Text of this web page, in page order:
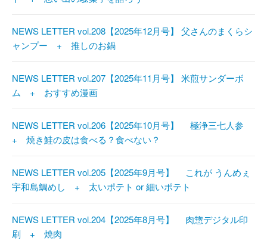
NEWS LETTER vol.208【2025年12月号】 父さんのまくらシ
ャンプー + 推しのお鍋
NEWS LETTER vol.207【2025年11月号】 米煎サンダーボ
ム + おすすめ漫画
NEWS LETTER vol.206【2025年10月号】 極浄三七人参
+ 焼き鮭の皮は食べる？食べない？
NEWS LETTER vol.205【2025年9月号】 これが うんめぇ
宇和島鯛めし + 太いポテト or 細いポテト
NEWS LETTER vol.204【2025年8月号】 肉惣デジタル印
刷 + 焼肉